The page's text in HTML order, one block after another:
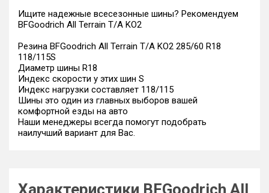
Ищите надежные всесезонные шины? Рекомендуем
BFGoodrich All Terrain T/A KO2
Резина BFGoodrich All Terrain T/A KO2 285/60 R18
118/115S
Диаметр шины R18
Индекс скорости у этих шин S
Индекс нагрузки составляет 118/115
Шины это один из главных выборов вашей
комфортной езды на авто
Наши менеджеры всегда помогут подобрать
наилучший вариант для Вас.
Характеристики BFGoodrich All